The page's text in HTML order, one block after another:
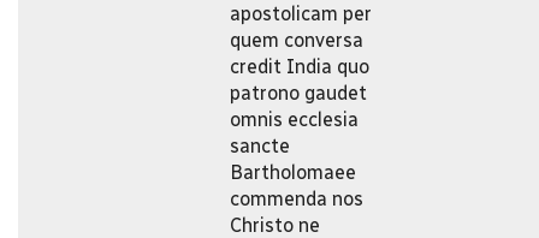
apostolicam per
quem conversa
credit India quo
patrono gaudet
omnis ecclesia
sancte
Bartholomaee
commenda nos
Christo ne